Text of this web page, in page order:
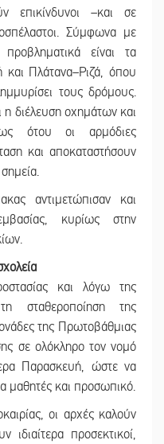
επικίνδυνοι –και σε
Σύμφωνα με
είναι τα
και Πλάτανα–Ριζά, όπου
τους δρόμους.
η διέλευση οχημάτων και
ότου οι αρμόδιες
και αποκαταστήσουν
αντιμετώπισαν και
κυρίως στην
και λόγω της
σταθεροποίηση της
της Πρωτοβάθμιας
σε ολόκληρο τον νομό
Παρασκευή, ώστε να
μαθητές και προσωπικό.
οι αρχές καλούν
ιδιαίτερα προσεκτικοί,